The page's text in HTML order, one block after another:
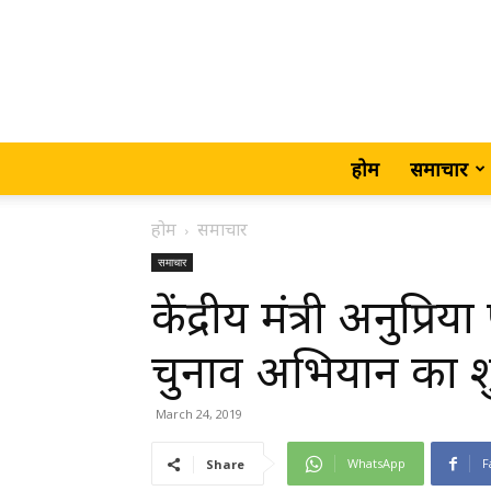
होम समाचार
होम समाचार
समाचार
केंद्रीय मंत्री
चुनाव अभियान का
March 24, 2019
Share WhatsApp